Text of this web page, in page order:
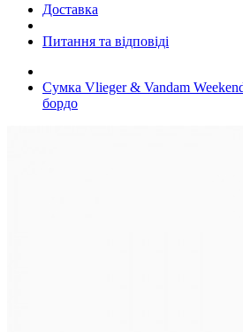
Доставка
Питання та відповіді
Сумка Vlieger & Vandam
бордо